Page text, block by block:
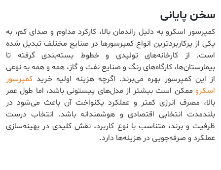
سخن پایانی
کمپرسور اسکرو به دلیل راندمان بالا، کارکرد مداوم و صدای کم، به
یکی از پرکاربردترین انواع کمپرسورها در صنایع مختلف تبدیل شده
است. از کارخانه‌های تولیدی و خطوط بسته‌بندی گرفته تا
بیمارستان‌ها، کارگاه‌های رنگ و صنایع نفت و گاز، همه و همه به نوعی
از این کمپرسور بهره می‌برند. اگرچه هزینه اولیه خرید کمپرسور
اسکرو ممکن است بیشتر از مدل‌های پیستونی باشد، اما طول عمر
بالا، مصرف انرژی کمتر و عملکرد یکنواخت آن باعث می‌شود در
بلندمدت انتخابی اقتصادی و هوشمندانه باشد. انتخاب درست
ظرفیت و برند، متناسب با نوع کاربرد، نقش کلیدی در بهینه‌سازی
عملکرد و صرفه‌جویی در هزینه‌ها دارد.